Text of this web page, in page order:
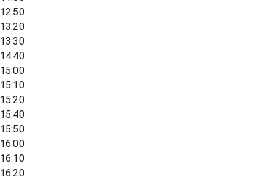
12:50
13:20
13:30
14:40
15:00
15:10
15:20
15:40
15:50
16:00
16:10
16:20